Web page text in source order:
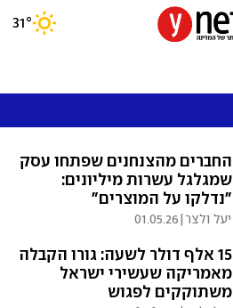
31°
החברים מהצנחנים שפתחו עסק
שמגלגל עשרות מיליונים:
"נדלקו על המוצרים"
יעל ולצר|
01.05.26
15 אלף דולר לשעה: גורו הקבלה
מאמריקה שעשירי ישראל
משתוקקים לפגוש